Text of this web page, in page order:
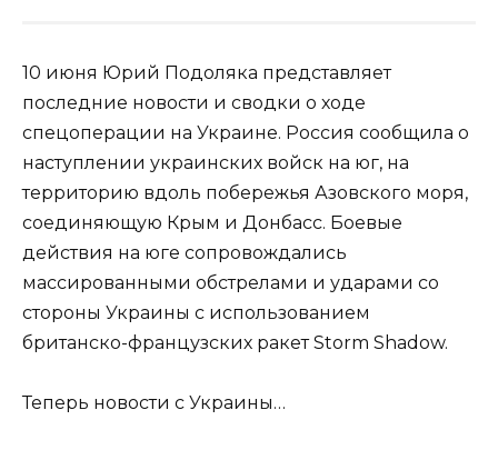
10 июня Юрий Подоляка представляет
последние новости и сводки о ходе
спецоперации на Украине. Россия сообщила о
наступлении украинских войск на юг, на
территорию вдоль побережья Азовского моря,
соединяющую Крым и Донбасс. Боевые
действия на юге сопровождались
массированными обстрелами и ударами со
стороны Украины с использованием
британско-французских ракет Storm Shadow.
Теперь новости с Украины…